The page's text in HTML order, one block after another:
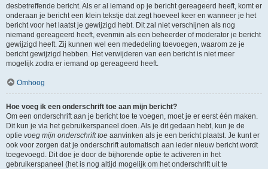
desbetreffende bericht. Als er al iemand op je bericht gereageerd heeft, komt er
onderaan je bericht een klein tekstje dat zegt hoeveel keer en wanneer je het
bericht voor het laatst je gewijzigd hebt. Dit zal niet verschijnen als nog
niemand gereageerd heeft, evenmin als een beheerder of moderator je bericht
gewijzigd heeft. Zij kunnen wel een mededeling toevoegen, waarom ze je
bericht gewijzigd hebben. Het verwijderen van een bericht is niet meer
mogelijk zodra er iemand op gereageerd heeft.
Omhoog
Hoe voeg ik een onderschrift toe aan mijn bericht?
Om een onderschrift aan je bericht toe te voegen, moet je er eerst één maken.
Dit kun je via het gebruikerspaneel doen. Als je dit gedaan hebt, kun je de
optie voeg mijn onderschrift toe aanvinken als je een bericht plaatst. Je kunt er
ook voor zorgen dat je onderschrift automatisch aan ieder nieuw bericht wordt
toegevoegd. Dit doe je door de bijhorende optie te activeren in het
gebruikerspaneel (het is nog altijd mogelijk om het onderschrift uit te